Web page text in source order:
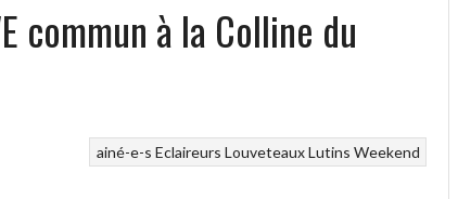
commun à la Colline du
ainé-e-s Eclaireurs Louveteaux Lutins Weekend